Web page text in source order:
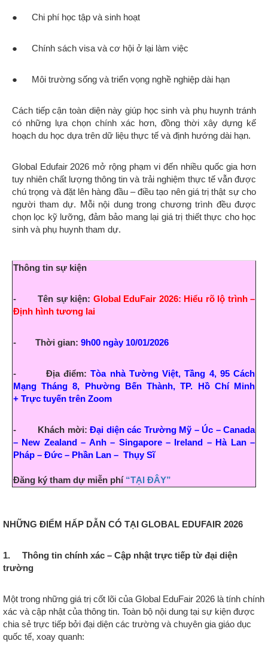
● Chi phí học tập và sinh hoạt
● Chính sách visa và cơ hội ở lại làm việc
● Môi trường sống và triển vọng nghề nghiệp dài hạn
Cách tiếp cận toàn diện này giúp học sinh và phụ huynh tránh
có những lựa chọn chính xác hơn, đồng thời xây dựng kế
hoạch du học dựa trên dữ liệu thực tế và định hướng dài hạn.
Global Edufair 2026 mở rộng phạm vi đến nhiều quốc gia hơn
tuy nhiên chất lượng thông tin và trải nghiệm thực tế vẫn được
chú trọng và đặt lên hàng đầu – điều tạo nên giá trị thật sự cho
người tham dự. Mỗi nội dung trong chương trình đều được
chọn lọc kỹ lưỡng, đảm bảo mang lại giá trị thiết thực cho học
sinh và phụ huynh tham dự.
Thông tin sự kiện
- Tên sự kiện: Global EduFair 2026: Hiểu rõ lộ trình –
Định hình tương lai
- Thời gian: 9h00 ngày 10/01/2026
- Địa điểm:Tòa nhà Tường Việt, Tầng 4, 95 Cách
Mạng Tháng 8, Phường Bến Thành, TP. Hồ Chí Minh
+ Trực tuyến trên Zoom
- Khách mời: Đại diện các Trường Mỹ – Úc – Canada
– New Zealand – Anh – Singapore – Ireland – Hà Lan –
Pháp – Đức – Phần Lan – Thụy Sĩ
Đăng ký tham dự miễn phí “TẠI ĐÂY”
NHỮNG ĐIỂM HẤP DẪN CÓ TẠI GLOBAL EDUFAIR 2026
1. Thông tin chính xác – Cập nhật trực tiếp từ đại diện
trường
Một trong những giá trị cốt lõi của Global EduFair 2026 là tính chính
xác và cập nhật của thông tin. Toàn bộ nội dung tại sự kiện được
chia sẻ trực tiếp bởi đại diện các trường và chuyên gia giáo dục
quốc tế, xoay quanh: